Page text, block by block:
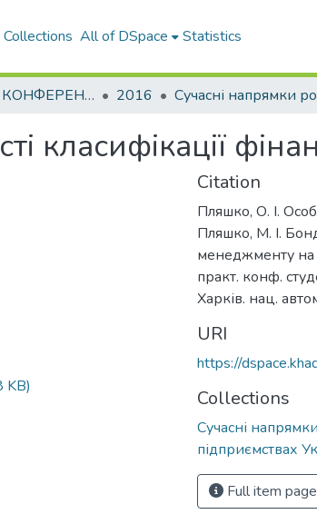
All of DSpace Statistics
МАТЕРІАЛИ КОНФЕРЕНЦІЙ 2016
класифікації
KB)
Citation
Пляшко, О. І.
Пляшко, М. І.
менеджменту на
практ. конф.
Харків. нац.
URI
https://
Collections
Сучасні
підприємствах
Full item page